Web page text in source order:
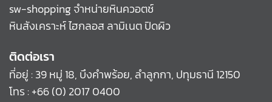
sw-shopping จำหน่ายหินควอตช์
หินสังเคราะห์ ไฮกลอส ลามิเนต ปิดผิว
ติดต่อเรา
ที่อยู่ : 39 หมู่ 18, บึงคำพร้อย, ลำลูกกา, ปทุมธานี 12150
โทร :+66 (0) 2017 0400